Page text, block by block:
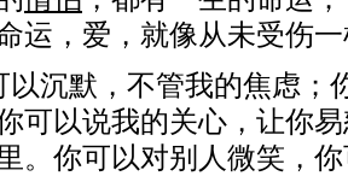
运，爱，就像从未受伤
以沉默，不管我的焦虑；
可以说我的关心，让你
。你可以对别人微笑，